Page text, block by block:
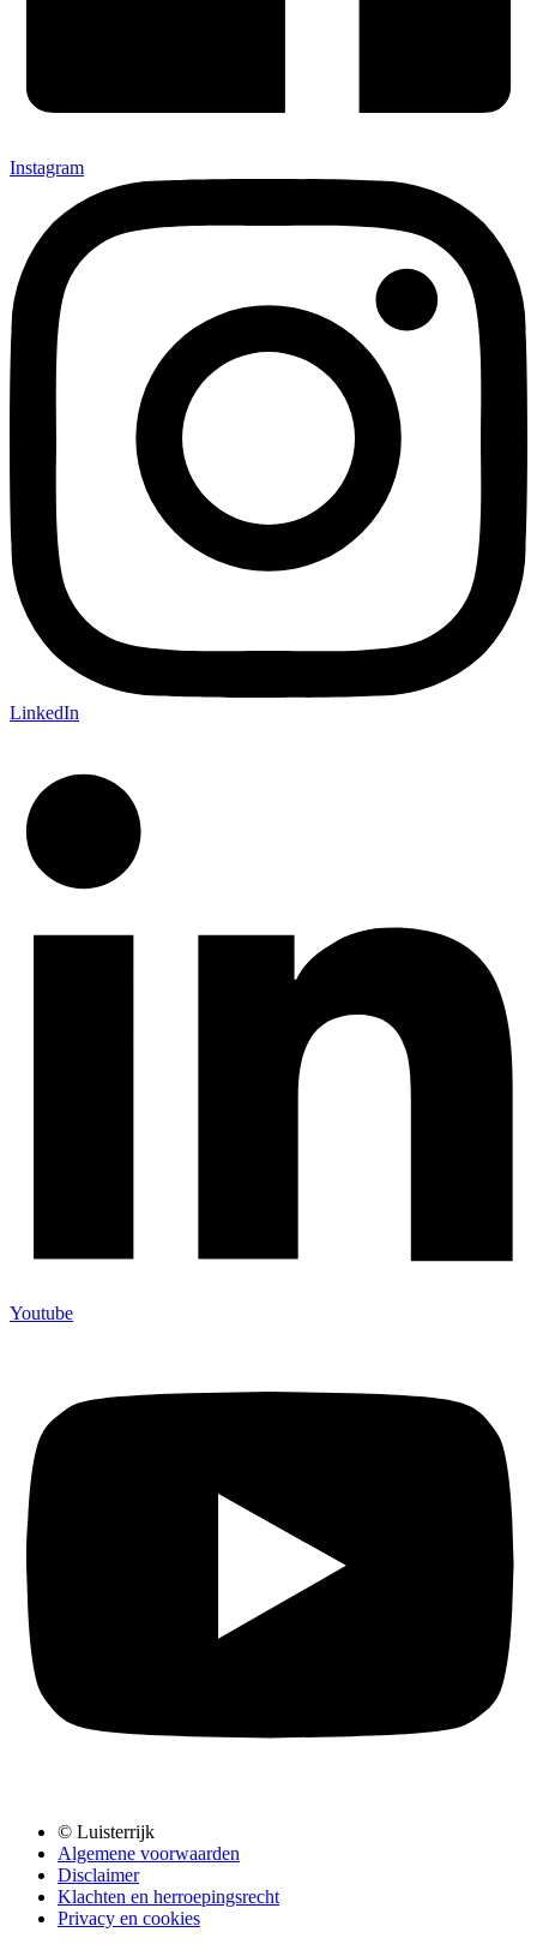
Instagram
LinkedIn
Youtube
© Luisterrijk
Algemene voorwaarden
Disclaimer
Klachten en herroepingsrecht
Privacy en cookies